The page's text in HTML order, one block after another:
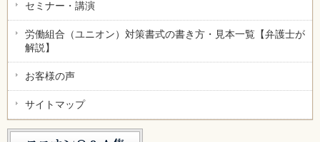
セミナー・講演
労働組合（ユニオン）対策書式の書き方・見本一覧【弁護士が
解説】
お客様の声
サイトマップ